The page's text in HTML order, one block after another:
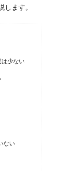
します。
は少ない
ない